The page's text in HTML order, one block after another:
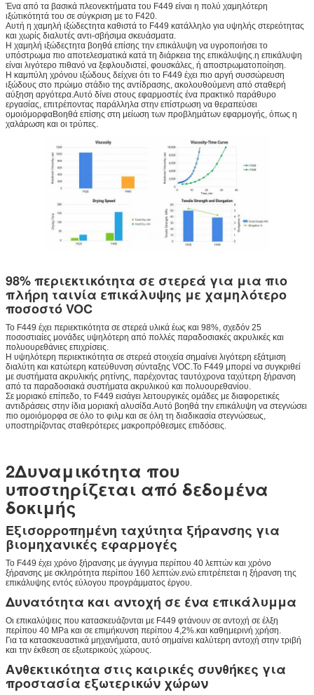
Ένα από τα βασικά πλεονεκτήματα του F449 είναι η πολύ χαμηλότερη
ιξώτικότητά του σε σύγκριση με το F420.
Αυτή η χαμηλή ιξώδεςτητα καθιστά το F449 κατάλληλο για υψηλής στερεότητας
και χωρίς διαλυτές αντι-σβήσιμα σκευάσματα.
Η χαμηλή ιξώδεςτητα βοηθά επίσης την επικάλυψη να υγροποιήσει το
υπόστρωμα πιο αποτελεσματικά κατά τη διάρκεια της επικάλυψης.η επικάλυψη
είναι λιγότερο πιθανό να ξεφλουδιστεί, φουσκάλες, ή αποστρωματοποίηση.
Η καμπύλη χρόνου ιξώδους δείχνει ότι το F449 έχει πιο αργή συσσώρευση
ιξώδους στο πρώιμο στάδιο της αντίδρασης, ακολουθούμενη από σταθερή
αύξηση αργότερα.Αυτό δίνει στους εφαρμοστές ένα πρακτικό παράθυρο
εργασίας, επιτρέποντας παράλληλα στην επίστρωση να θεραπεύσει
ομοιόμορφαΒοηθά επίσης στη μείωση των προβλημάτων εφαρμογής, όπως η
χαλάρωση και οι τρύπες.
98% περιεκτικότητα σε στερεά για μια πιο
πλήρη ταινία επικάλυψης με χαμηλότερο
ποσοστό VOC
Το F449 έχει περιεκτικότητα σε στερεά υλικά έως και 98%, σχεδόν 25
ποσοστιαίες μονάδες υψηλότερη από πολλές παραδοσιακές ακρυλικές και
πολυουρεθάνιες επιχρίσεις.
Η υψηλότερη περιεκτικότητα σε στερεά στοιχεία σημαίνει λιγότερη εξάτμιση
διαλύτη και κατώτερη κατεύθυνση σύνταξης VOC.Το F449 μπορεί να συγκριθεί
με συστήματα ακρυλικής ρητίνης, παρέχοντας ταυτόχρονα ταχύτερη ξήρανση
από τα παραδοσιακά συστήματα ακρυλικού και πολυουρεθανίου.
Σε μοριακό επίπεδο, το F449 εισάγει λειτουργικές ομάδες με διαφορετικές
αντιδράσεις στην ίδια μοριακή αλυσίδα.Αυτό βοηθά την επικάλυψη να στεγνώσει
πιο ομοιόμορφα σε όλο το φιλμ και σε όλη τη διαδικασία στεγνώσεως,
υποστηρίζοντας σταθερότερες μακροπρόθεσμες επιδόσεις.
2Δυναμικότητα που
υποστηρίζεται από δεδομένα
δοκιμής
Εξισορροπημένη ταχύτητα ξήρανσης για
βιομηχανικές εφαρμογές
Το F449 έχει χρόνο ξήρανσης με άγγιγμα περίπου 40 λεπτών και χρόνο
ξήρανσης με σκληρότητα περίπου 160 λεπτών.ενώ επιτρέπεται η ξήρανση της
επικάλυψης εντός εύλογου προγράμματος έργου.
Δυνατότητα και αντοχή σε ένα επικάλυμμα
Οι επικαλύψεις που κατασκευάζονται με F449 φτάνουν σε αντοχή σε έλξη
περίπου 40 MPa και σε επιμήκυνση περίπου 4,2%.και καθημερινή χρήση.
Για τα κατασκευαστικά μηχανήματα, αυτό σημαίνει καλύτερη αντοχή στην τριβή
και την έκθεση σε εξωτερικούς χώρους.
Ανθεκτικότητα στις καιρικές συνθήκες για
προστασία εξωτερικών χώρων